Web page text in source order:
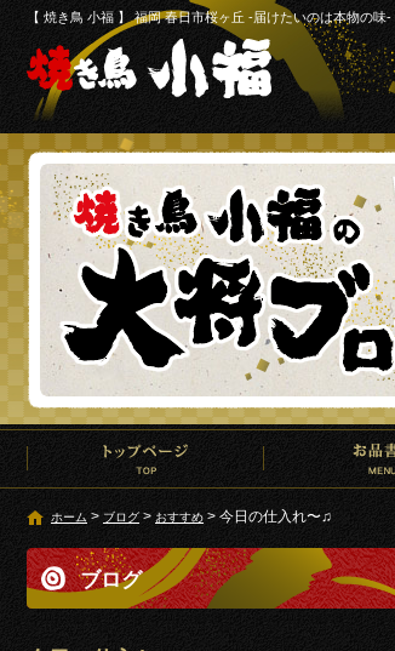
【 焼き鳥 小福 】 福岡 春日市桜ヶ丘 -届けたいのは本物の味-
ホーム > ブログ > おすすめ > 今日の仕入れ〜♫
ブログ